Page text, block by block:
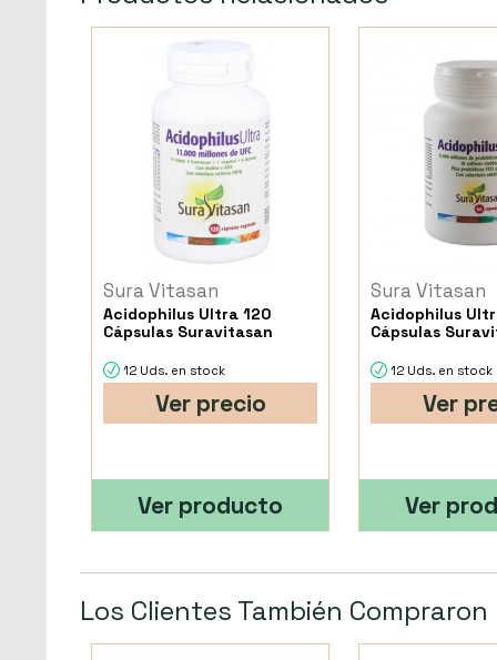
Sura Vitasan
Acidophilus Ultra 120
Cápsulas Suravitasan
12 Uds. en stock
Ver precio
Ver producto
Sura Vitasan
Acidophilus
Cápsulas
12 Uds. en stock
Ver
Ver
Los Clientes También Compraron